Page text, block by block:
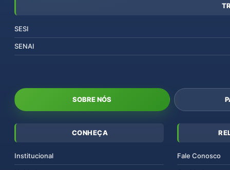
SESI
SENAI
SOBRE NÓS
CONHEÇA
Institucional Fale Conosco